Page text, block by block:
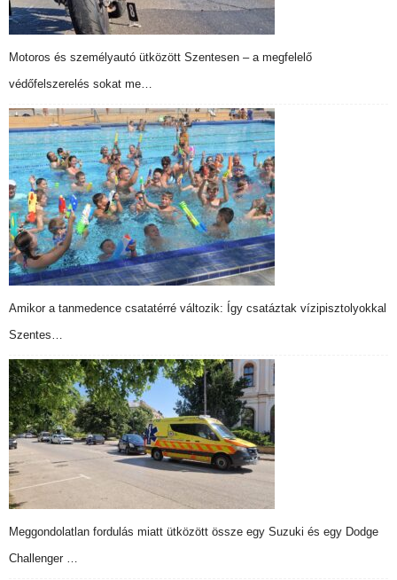
Motoros és személyautó ütközött Szentesen – a megfelelő
védőfelszerelés sokat me…
Amikor a tanmedence csatatérré változik: Így csatáztak vízipisztolyokkal
Szentes…
Meggondolatlan fordulás miatt ütközött össze egy Suzuki és egy Dodge
Challenger …